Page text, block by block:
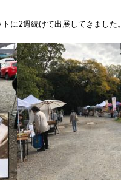
に2週続けて出展してきました。